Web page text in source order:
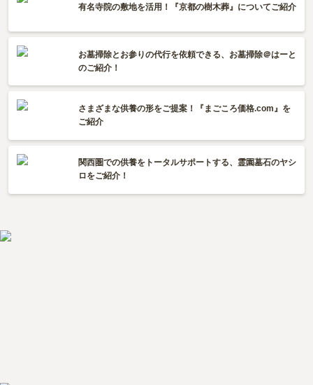
有名寺院の敷地を活用！『京都の樹木葬』についてご紹介
お墓掃除とお参りの代行を依頼できる、お墓掃除＠はーと
のご紹介！
さまざまな供養の形をご提案！『まごころ価格.com』を
ご紹介
関西圏での供養をトータルサポートする、霊園墓石のヤシ
ロをご紹介！